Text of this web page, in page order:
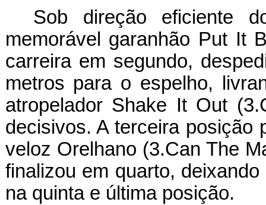
Sob direção eficiente
memorável garanhão Put It
carreira em segundo,
metros para o espelho,
atropelador Shake It Out
decisivos. A terceira posição
veloz Orelhano (3.Can The
finalizou em quarto,
na quinta e última posição.